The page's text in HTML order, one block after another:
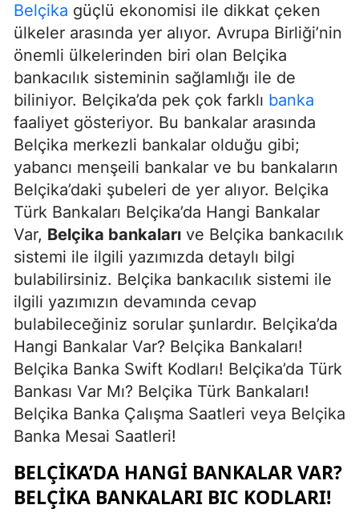
Belçika güçlü ekonomisi ile dikkat çeken
ülkeler arasında yer alıyor. Avrupa Birliği’nin
önemli ülkelerinden biri olan Belçika
bankacılık sisteminin sağlamlığı ile de
biliniyor. Belçika’da pek çok farklı banka
faaliyet gösteriyor. Bu bankalar arasında
Belçika merkezli bankalar olduğu gibi;
yabancı menşeili bankalar ve bu bankaların
Belçika’daki şubeleri de yer alıyor. Belçika
Türk Bankaları Belçika’da Hangi Bankalar
Var, Belçika bankaları ve Belçika bankacılık
sistemi ile ilgili yazımızda detaylı bilgi
bulabilirsiniz. Belçika bankacılık sistemi ile
ilgili yazımızın devamında cevap
bulabileceğiniz sorular şunlardır. Belçika’da
Hangi Bankalar Var? Belçika Bankaları!
Belçika Banka Swift Kodları! Belçika’da Türk
Bankası Var Mı? Belçika Türk Bankaları!
Belçika Banka Çalışma Saatleri veya Belçika
Banka Mesai Saatleri!
BELÇIKA’DA HANGI BANKALAR VAR?
BELÇIKA BANKALARI BIC KODLARI!